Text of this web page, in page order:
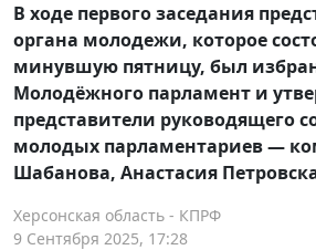
В ходе первого заседания
органа молодежи, которое
минувшую пятницу, был
Молодёжного парламент и
представители руководящего
молодых парламентариев —
Шабанова, Анастасия
Херсонская область - КПРФ
9 Сентября 2025, 17:28